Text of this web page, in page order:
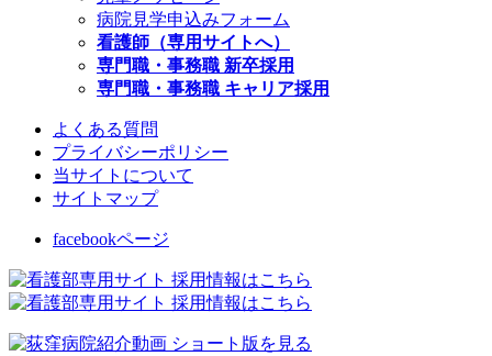
病院見学申込みフォーム
看護師（専用サイトへ）
専門職・事務職 新卒採用
専門職・事務職 キャリア採用
よくある質問
プライバシーポリシー
当サイトについて
サイトマップ
facebookページ